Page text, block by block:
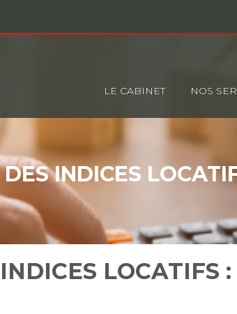
Principal
LE CABINET NOS
INDICES
LOCATIFS